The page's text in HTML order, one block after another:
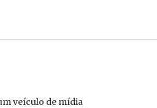
veículo de mídia